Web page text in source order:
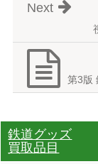
Next
第3版
鉄道グッズ
買取品目